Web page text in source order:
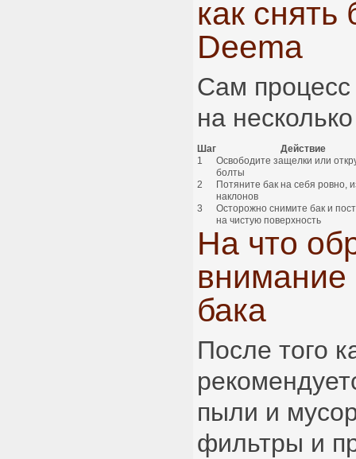
как снять
Deema
Сам
на
Шаг
Действие
1
Освободите защелки или
болты
2
Потяните бак на себя ровно,
наклонов
3
Осторожно снимите бак и
на чистую поверхность
На что
внимание
бака
После того
пыли и
фильтры и